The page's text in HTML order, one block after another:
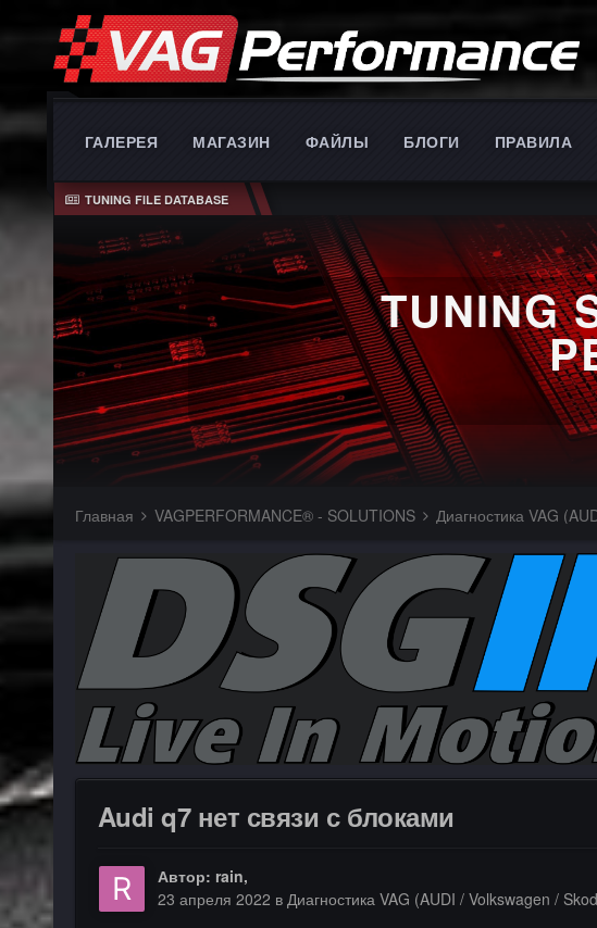
ГАЛЕРЕЯ МАГАЗИН ФАЙЛЫ БЛОГИ ПРАВИЛА
TUNING FILE DATABASE
TUNING SOFTWARE
EASY POWERFUL
Главная VAGPERFORMANCE® - SOLUTIONS Диагностика VAG
Audi q7 нет связи с блоками
Автор: rain,
23 апреля 2022 в Диагностика VAG (AUDI / Volkswagen /